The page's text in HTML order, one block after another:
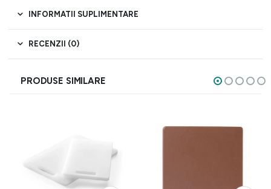
INFORMATII SUPLIMENTARE
RECENZII (0)
PRODUSE SIMILARE